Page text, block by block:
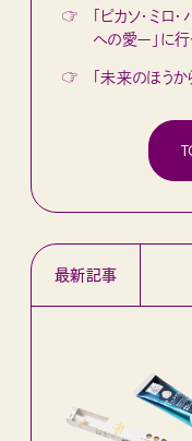
☞
「ピカソ・ミロ
への愛ー」に行
☞
「未来のほうか
最新記事